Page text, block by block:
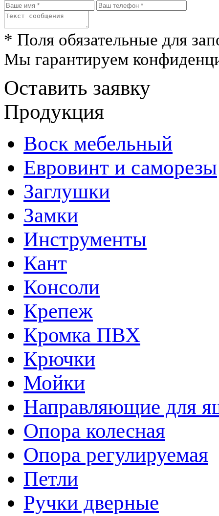
* Поля обязательные для
Мы гарантируем
Оставить заявку
Продукция
Воск мебельный
Евровинт и саморезы
Заглушки
Замки
Инструменты
Кант
Консоли
Крепеж
Кромка ПВХ
Крючки
Мойки
Направляющие для
Опора колесная
Опора регулируемая
Петли
Ручки дверные